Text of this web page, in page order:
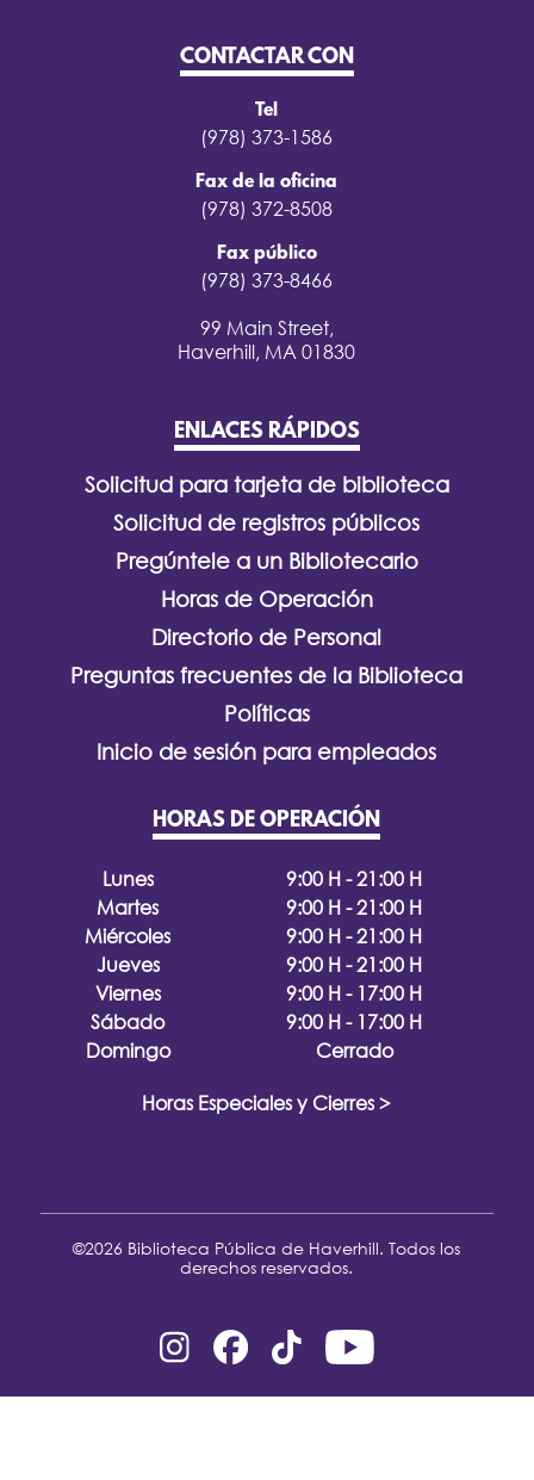
CONTACTAR CON
Tel
(978) 373-1586
Fax de la oficina
(978) 372-8508
Fax público
(978) 373-8466
99 Main Street,
Haverhill, MA 01830
ENLACES RÁPIDOS
Solicitud para tarjeta de biblioteca
Solicitud de registros públicos
Pregúntele a un Bibliotecario
Horas de Operación
Directorio de Personal
Preguntas frecuentes de la Biblioteca
Políticas
Inicio de sesión para empleados
HORAS DE OPERACIÓN
Lunes
9:00 H - 21:00 H
Martes
9:00 H - 21:00 H
Miércoles
9:00 H - 21:00 H
Jueves
9:00 H - 21:00 H
Viernes
9:00 H - 17:00 H
Sábado
9:00 H - 17:00 H
Domingo
Cerrado
Horas Especiales y Cierres >
©2026 Biblioteca Pública de Haverhill. Todos los
derechos reservados.